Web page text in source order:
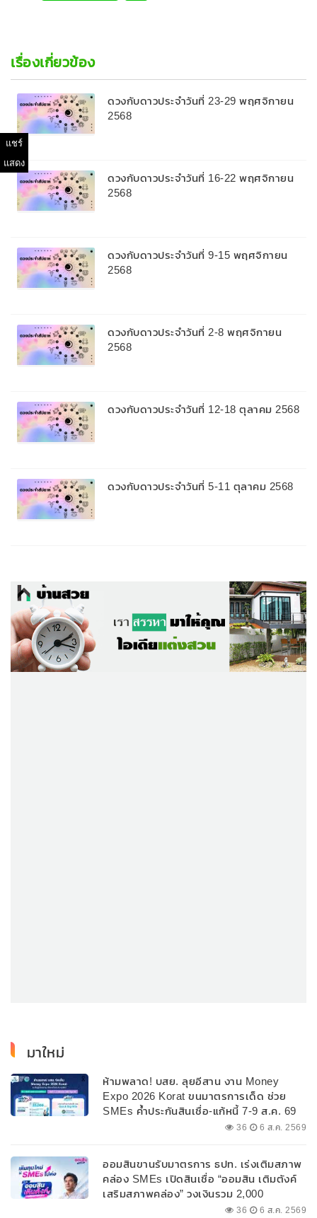
เรื่องเกี่ยวข้อง
ดวงกับดาวประจำวันที่ 23-29 พฤศจิกายน
2568
ดวงกับดาวประจำวันที่ 16-22 พฤศจิกายน
2568
ดวงกับดาวประจำวันที่ 9-15 พฤศจิกายน
2568
ดวงกับดาวประจำวันที่ 2-8 พฤศจิกายน
2568
ดวงกับดาวประจำวันที่ 12-18 ตุลาคม 2568
ดวงกับดาวประจำวันที่ 5-11 ตุลาคม 2568
แชร์
แสดง
มาใหม่
ห้ามพลาด! บสย. ลุยอีสาน งาน Money
Expo 2026 Korat ขนมาตรการเด็ด ช่วย
SMEs ค้ำประกันสินเชื่อ-แก้หนี้ 7-9 ส.ค. 69
36 6 ส.ค. 2569
ออมสินขานรับมาตรการ ธปท. เร่งเติมสภาพ
คล่อง SMEs เปิดสินเชื่อ “ออมสิน เติมตังค์
เสริมสภาพคล่อง” วงเงินรวม 2,000
ลบ.สนับสนุนเงินทุนหมุนเวียนวงเงินกู้สูงสุด
36 6 ส.ค. 2569